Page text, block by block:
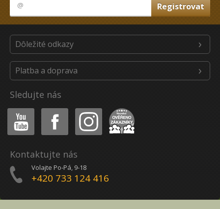
Dôležité odkazy
Platba a doprava
Sledujte nás
Youtube Facebook Instagram Heureka
Kontaktujte nás
Volajte Po-Pá, 9-18
+420 733 124 416